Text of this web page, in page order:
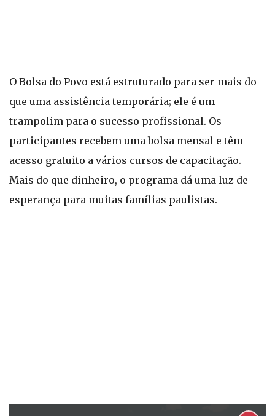
O Bolsa do Povo está estruturado para ser mais do
que uma assistência temporária; ele é um
trampolim para o sucesso profissional. Os
participantes recebem uma bolsa mensal e têm
acesso gratuito a vários cursos de capacitação.
Mais do que dinheiro, o programa dá uma luz de
esperança para muitas famílias paulistas.